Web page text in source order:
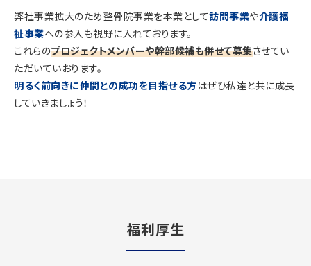
弊社事業拡大のため整骨院事業を本業として訪問事業や介護福
祉事業への参入も視野に入れております。
これらのプロジェクトメンバーや幹部候補も併せて募集させてい
ただいていおります。
明るく前向きに仲間との成功を目指せる方はぜひ私達と共に成長
していきましょう！
福利厚生